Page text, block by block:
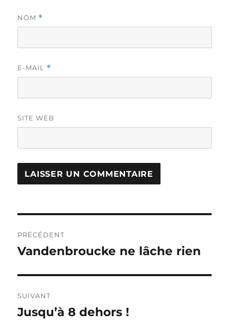
NOM *
E-MAIL *
SITE WEB
de
PRÉCÉDENT
Publication
Vandenbroucke ne lâche rien
SUIVANT
Publication
Jusqu’à 8 dehors !